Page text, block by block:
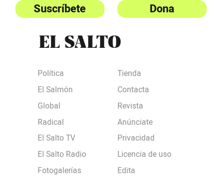
Suscríbete Dona
Política
El Salmón
Global
Radical
El Salto TV
El Salto Radio
Fotogalerías
Tienda
Contacta
Revista
Anúnciate
Privacidad
Licencia de uso
Edita